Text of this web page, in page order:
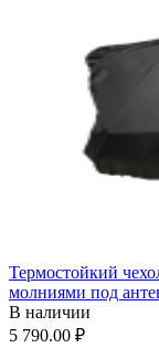
Термостойкий
молниями под
В наличии
5 790.00 ₽